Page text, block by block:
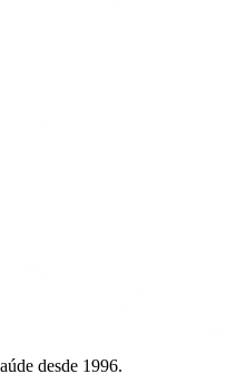
desde 1996.